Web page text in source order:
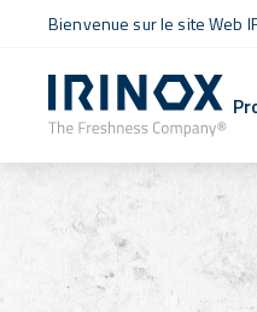
Bienvenue sur le site Web